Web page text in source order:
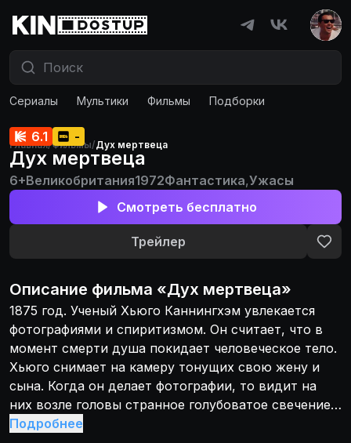
Сериалы Мультики Фильмы Подборки
Главная/Фильмы/Дух мертвеца
6.1 -
Дух мертвеца
6+Великобритания1972Фантастика,Ужасы
Смотреть бесплатно
Трейлер
Описание фильма «Дух мертвеца»
1875 год. Ученый Хьюго Каннингхэм увлекается
фотографиями и спиритизмом. Он считает, что в
момент смерти душа покидает человеческое тело.
Хьюго снимает на камеру тонущих свою жену и
сына. Когда он делает фотографии, то видит на
них возле головы странное голубоватое свечение,
которое он принимает за человеческую душу.
Подробнее